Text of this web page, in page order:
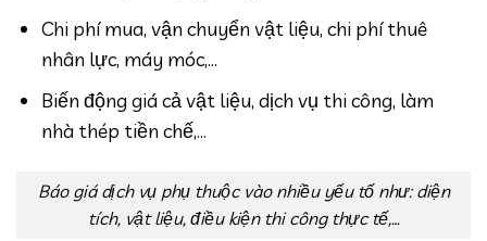
Chi phí mua, vận chuyển vật liệu, chi phí thuê
nhân lực, máy móc,…
Biến động giá cả vật liệu, dịch vụ thi công, làm
nhà thép tiền chế,…
Báo giá dịch vụ phụ thuộc vào nhiều yếu tố như: diện
tích, vật liệu, điều kiện thi công thực tế,…